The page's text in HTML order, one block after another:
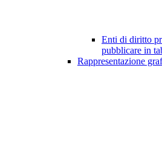
Enti di diritto
pubblicare in
Rappresentazione